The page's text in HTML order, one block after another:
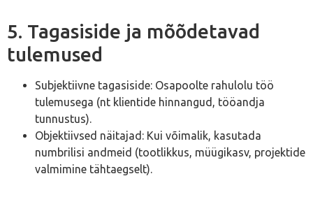
5. Tagasiside ja mõõdetavad
tulemused
Subjektiivne tagasiside: Osapoolte rahulolu töö
tulemusega (nt klientide hinnangud, tööandja
tunnustus).
Objektiivsed näitajad: Kui võimalik, kasutada
numbrilisi andmeid (tootlikkus, müügikasv, projektide
valmimine tähtaegselt).